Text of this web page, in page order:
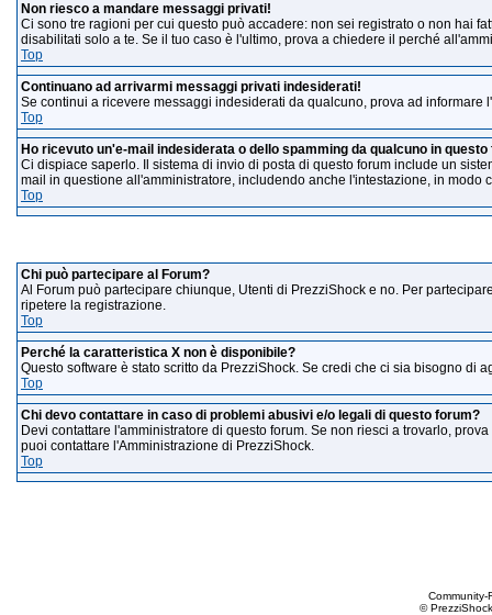
Non riesco a mandare messaggi privati!
Ci sono tre ragioni per cui questo può accadere: non sei registrato o non hai
disabilitati solo a te. Se il tuo caso è l'ultimo, prova a chiedere il perché
Top
Continuano ad arrivarmi messaggi privati indesiderati!
Se continui a ricevere messaggi indesiderati da qualcuno, prova ad
Top
Ho ricevuto un'e-mail indesiderata o dello spamming da qualcuno in
Ci dispiace saperlo. Il sistema di invio di posta di questo forum include un
mail in questione all'amministratore, includendo anche l'intestazione, in modo
Top
Chi può partecipare al Forum?
Al Forum può partecipare chiunque, Utenti di PrezziShock e no. Per
ripetere la registrazione.
Top
Perché la caratteristica X non è disponibile?
Questo software è stato scritto da PrezziShock. Se credi che ci sia bisogno di
Top
Chi devo contattare in caso di problemi abusivi e/o legali di questo forum?
Devi contattare l'amministratore di questo forum. Se non riesci a trovarlo,
puoi contattare l'Amministrazione di PrezziShock.
Top
©